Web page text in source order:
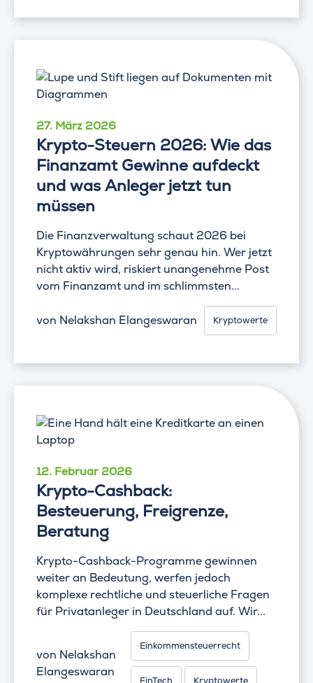
27. März 2026
Krypto-Steuern 2026: Wie das
Finanzamt Gewinne aufdeckt
und was Anleger jetzt tun
müssen
Die Finanzverwaltung schaut 2026 bei
Kryptowährungen sehr genau hin. Wer jetzt
nicht aktiv wird, riskiert unangenehme Post
vom Finanzamt und im schlimmsten...
von Nelakshan Elangeswaran Kryptowerte
12. Februar 2026
Krypto-Cashback:
Besteuerung, Freigrenze,
Beratung
Krypto-Cashback-Programme gewinnen
weiter an Bedeutung, werfen jedoch
komplexe rechtliche und steuerliche Fragen
für Privatanleger in Deutschland auf. Wir...
von Nelakshan
Elangeswaran
Einkommensteuerrecht
FinTech Kryptowerte